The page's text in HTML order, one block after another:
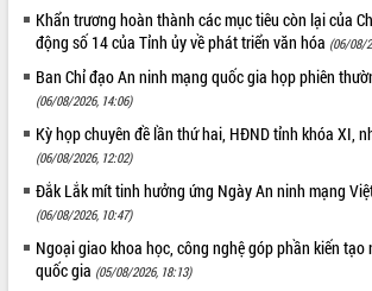
Thứ trưởng Bộ Nông nghiệp và Môi
trường Nguyễn Hoàng Hiệp khảo sát
vùng trồng và doanh nghiệp đóng gói
sầu riêng tại Đắk Lắk
món ăn từ sầu riêng
Đắk Lắk công bố Quy hoạch và xúc
tiến đầu tư tỉnh
Ngành cá ngừ Đắk Lắk chủ động thích
ứng để giữ vững thị trường xuất khẩu
Diễn đàn Kinh tế tư nhân Việt Nam đột
Khẩn trương hoàn thành các mục tiêu còn lại của
động số 14 của Tỉnh ủy về phát triển văn hóa (06/08/
Ban Chỉ đạo An ninh mạng quốc gia họp phiên
(06/08/2026, 14:06)
Kỳ họp chuyên đề lần thứ hai, HĐND tỉnh khóa XI,
(06/08/2026, 12:02)
Đắk Lắk mít tinh hưởng ứng Ngày An ninh mạng
(06/08/2026, 10:47)
Ngoại giao khoa học, công nghệ góp phần kiến tạo
quốc gia (05/08/2026, 18:13)